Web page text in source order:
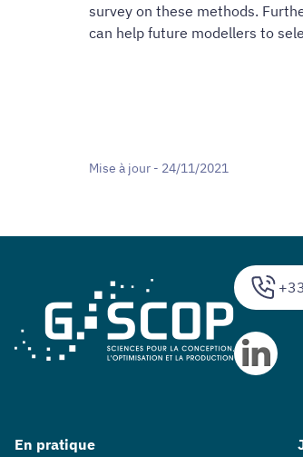
survey on these methods.
can help future modellers to
Mise à jour - 24/11/2021
En pratique